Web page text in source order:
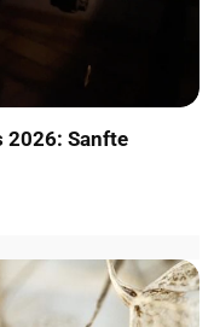
2026: Sanfte